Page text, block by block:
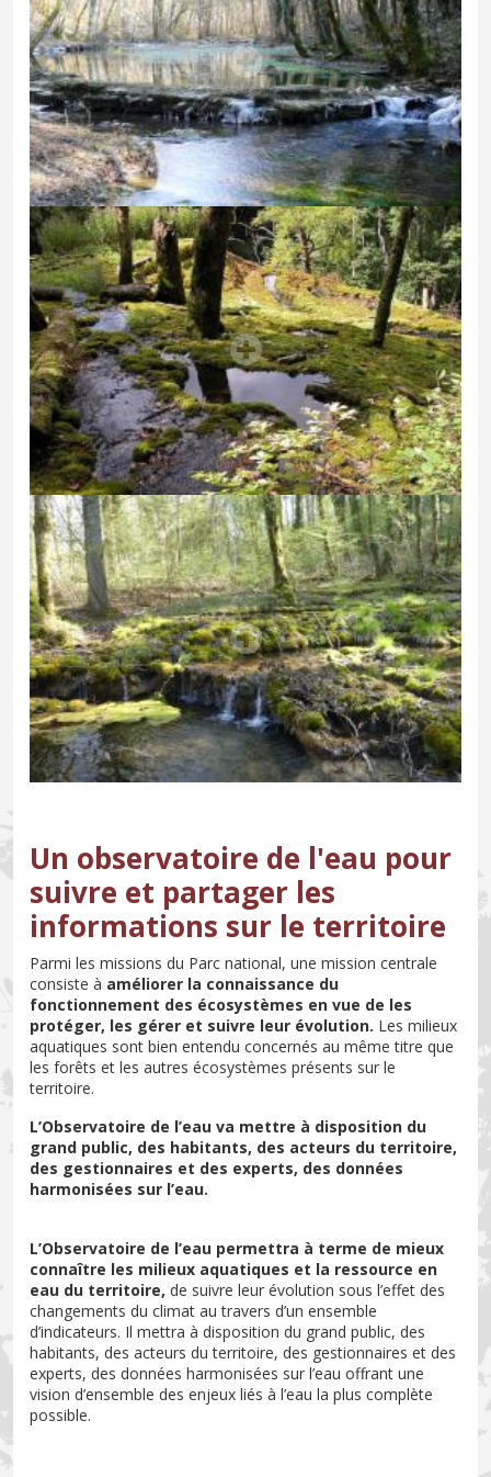
Un observatoire de l'eau pour
suivre et partager les
informations sur le territoire
Parmi les missions du Parc national, une mission centrale
consiste à améliorer la connaissance du
fonctionnement des écosystèmes en vue de les
protéger, les gérer et suivre leur évolution. Les milieux
aquatiques sont bien entendu concernés au même titre que
les forêts et les autres écosystèmes présents sur le
territoire.
L’Observatoire de l’eau va mettre à disposition du
grand public, des habitants, des acteurs du territoire,
des gestionnaires et des experts, des données
harmonisées sur l’eau.
L’Observatoire de l’eau permettra à terme de mieux
connaître les milieux aquatiques et la ressource en
eau du territoire, de suivre leur évolution sous l’effet des
changements du climat au travers d’un ensemble
d’indicateurs. Il mettra à disposition du grand public, des
habitants, des acteurs du territoire, des gestionnaires et des
experts, des données harmonisées sur l’eau offrant une
vision d’ensemble des enjeux liés à l’eau la plus complète
possible.